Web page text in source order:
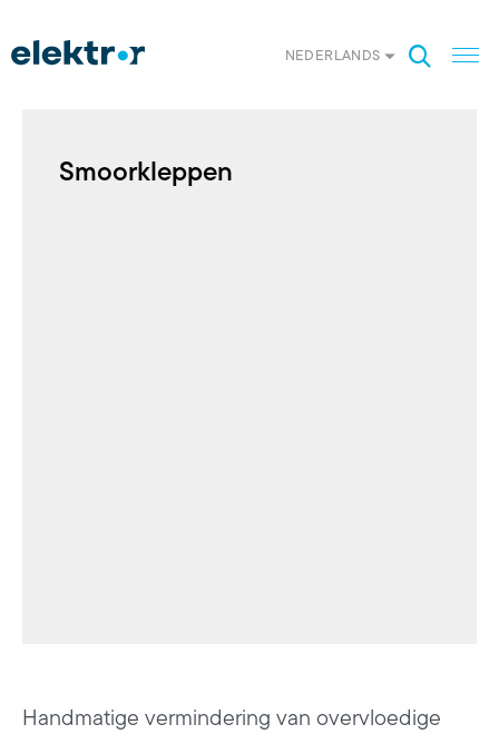
NEDERLANDS
Smoorkleppen
Handmatige vermindering van overvloedige